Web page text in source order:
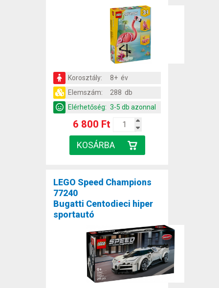
Korosztály:
8+ év
Elemszám:
288 db
Elérhetőség: 3-5 db azonnal
6 800 Ft
LEGO Speed Champions
77240
Bugatti Centodieci hiper
sportautó